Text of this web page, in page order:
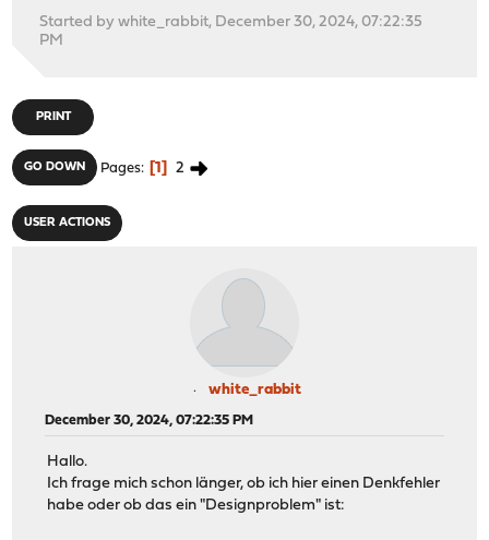
Started by white_rabbit, December 30, 2024, 07:22:35
PM
PRINT
GO DOWN Pages 1 2
USER ACTIONS
white_rabbit
December 30, 2024, 07:22:35 PM
Hallo.
Ich frage mich schon länger, ob ich hier einen Denkfehler
habe oder ob das ein "Designproblem" ist: